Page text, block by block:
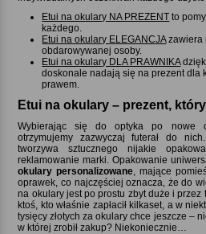
Etui na okulary NA PREZENT to
każdego.
Etui na okulary ELEGANCJAzawiera
obdarowywanej osoby.
Etui na okulary DLA PRAWNIKA
doskonale nadają się na prezent dla
prawem.
Etui na okulary – prezent,
Wybierając się do optyka po nowe
otrzymujemy zazwyczaj futerał do
tworzywa sztucznego nijakie
reklamowanie marki. Opakowanie
okulary personalizowane , mające
oprawek, co najczęściej oznacza, że do
na okulary jest po prostu zbyt duże i
ktoś, kto właśnie zapłacił kilkaset, a w
tysięcy złotych za okulary chce jeszcze –
w której zrobił zakup? Niekoniecznie…